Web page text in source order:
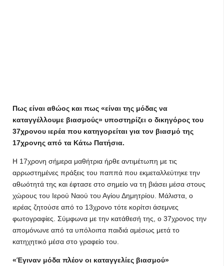
Πως είναι αθώος και πως «είναι της μόδας να
καταγγέλλουμε βιασμούς» υποστηρίζει ο δικηγόρος του
37χρονου ιερέα που κατηγορείται για τον βιασμό της
17χρονης από τα Κάτω Πατήσια.
Η 17χρονη σήμερα μαθήτρια ήρθε αντιμέτωπη με τις
αρρωστημένες πράξεις του παππά που εκμεταλλεύτηκε την
αθωότητά της και έφτασε στο σημείο να τη βιάσει μέσα στους
χώρους του Ιερού Ναού του Αγίου Δημητρίου. Μάλιστα, ο
ιερέας ζητούσε από το 13χρονο τότε κορίτσι άσεμνες
φωτογραφίες. Σύμφωνα με την κατάθεσή της, ο 37χρονος την
απομόνωνε από τα υπόλοιπα παιδιά αμέσως μετά το
κατηχητικό μέσα στο γραφείο του.
«Έγιναν μόδα πλέον οι καταγγελίες βιασμού»